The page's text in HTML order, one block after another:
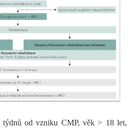
od vzniku CMP, věk > 18 let,